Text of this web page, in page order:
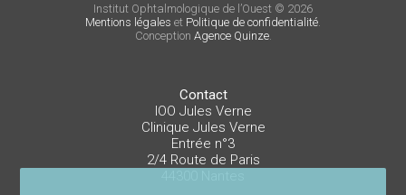
Institut Ophtalmologique de l’Ouest © 2026
Mentions légales et Politique de confidentialité
Conception Agence Quinze.
Contact
IOO Jules Verne
Clinique Jules Verne
Entrée n°3
2/4 Route de Paris